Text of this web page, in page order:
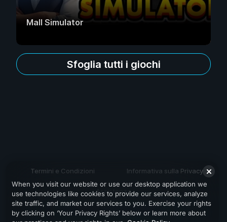
Mall Simulator
Sfoglia tutti i giochi
Termini e Condizioni Informativa sulla Privacy
Assistenza
When you visit our website or use our desktop application we
use technologies like cookies to provide our services, analyze
site traffic, and market our services to you. Exercise your rights
by clicking on ‘Your Privacy Rights’ below or learn more about